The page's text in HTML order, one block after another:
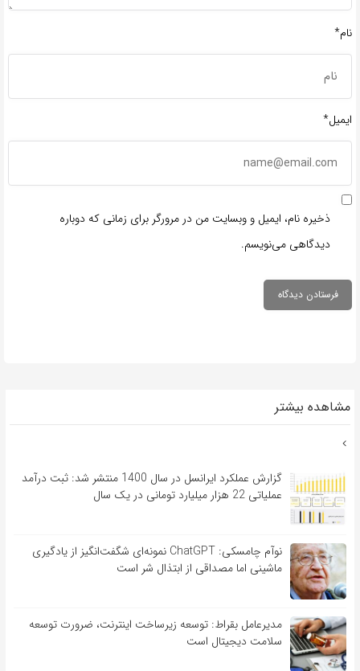
نام*
ایمیل*
ذخیره نام، ایمیل و وبسایت من در مرورگر برای زمانی که دوباره
دیدگاهی می‌نویسم.
مشاهده بیشتر
گزارش عملکرد ایرانسل در سال 1400 منتشر شد: ثبت درآمد
عملیاتی 22 هزار میلیارد تومانی در یک سال
نوآم چامسکی: ChatGPT نمونه‌ای شگفت‌انگیز از یادگیری
ماشینی اما مصداقی از ابتذال شر است
مدیرعامل بقراط: توسعه زیرساخت اینترنت، ضرورت توسعه
سلامت دیجیتال است